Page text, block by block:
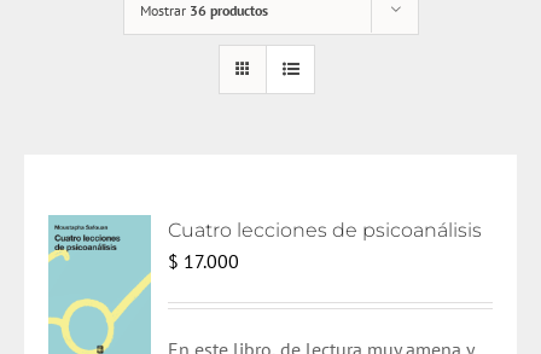
Mostrar 36 productos
Cuatro lecciones de psicoanálisis
$ 17.000
En este libro, de lectura muy amena y